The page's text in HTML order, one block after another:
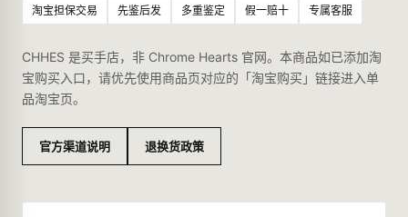
淘宝担保交易 先鉴后发 多重鉴定 假一赔十 专属客服
CHHES 是买手店，非 Chrome Hearts 官网。本商品如已添加淘
宝购买入口，请优先使用商品页对应的「淘宝购买」链接进入单
品淘宝页。
官方渠道说明 退换货政策